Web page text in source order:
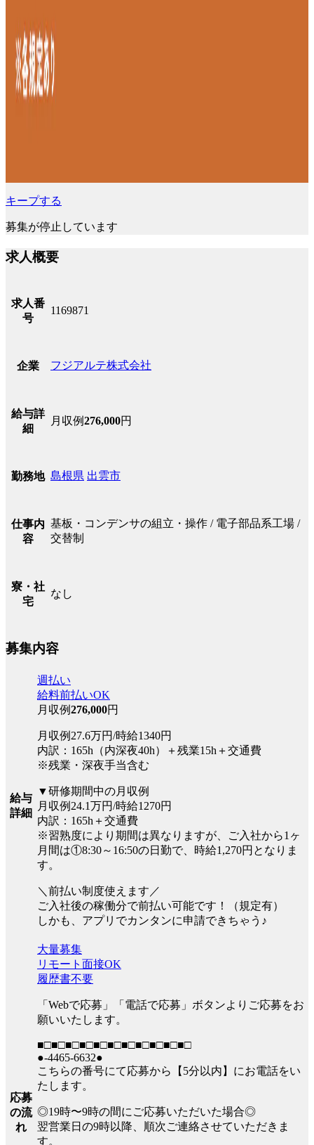
キープする
募集が停止しています
求人概要
求人番
号
1169871
企業 フジアルテ株式会社
給与詳
細
月収例276,000円
勤務地 島根県 出雲市
仕事内
容
基板・コンデンサの組立・操作 / 電子部品系工場 /
交替制
寮・社
宅
なし
募集内容
給与
詳細
週払い
給料前払いOK
月収例276,000円
月収例27.6万円/時給1340円
内訳：165h（内深夜40h）＋残業15h＋交通費
※残業・深夜手当含む
▼研修期間中の月収例
月収例24.1万円/時給1270円
内訳：165h＋交通費
※習熟度により期間は異なりますが、ご入社から1ヶ
月間は①8:30～16:50の日勤で、時給1,270円となりま
す。
＼前払い制度使えます／
ご入社後の稼働分で前払い可能です！（規定有）
しかも、アプリでカンタンに申請できちゃう♪
応募
の流
れ
大量募集
リモート面接OK
履歴書不要
「Webで応募」「電話で応募」ボタンよりご応募をお
願いいたします。
■□■□■□■□■□■□■□■□■□■□■□
●-4465-6632●
こちらの番号にて応募から【5分以内】にお電話をい
たします。
◎19時〜9時の間にご応募いただいた場合◎
翌営業日の9時以降、順次ご連絡させていただきま
す。